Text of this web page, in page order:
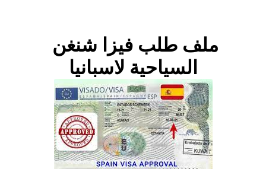
ملف طلب فيزا شنغن
السياحية لاسبانيا